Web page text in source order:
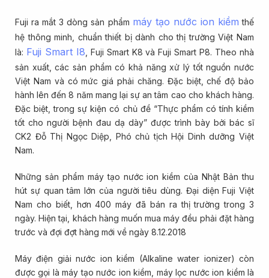
Fuji ra mắt 3 dòng sản phẩm máy tạo nước ion kiềm thế
hệ thông minh, chuẩn thiết bị dành cho thị trường Việt Nam
là: Fuji Smart I8 , Fuji Smart K8 và Fuji Smart P8. Theo nhà
sản xuất, các sản phẩm có khả năng xử lý tốt nguồn nước
Việt Nam và có mức giá phải chăng. Đặc biệt, chế độ bảo
hành lên đến 8 năm mang lại sự an tâm cao cho khách hàng.
Đặc biệt, trong sự kiện có chủ đề “Thực phẩm có tính kiềm
tốt cho người bệnh đau dạ dày” được trình bày bởi bác sĩ
CK2 Đỗ Thị Ngọc Diệp, Phó chủ tịch Hội Dinh dưỡng Việt
Nam.
Những sản phẩm máy tạo nước ion kiềm của Nhật Bản thu
hút sự quan tâm lớn của người tiêu dùng. Đại diện Fuji Việt
Nam cho biết, hơn 400 máy đã bán ra thị trường trong 3
ngày. Hiện tại, khách hàng muốn mua máy đều phải đặt hàng
trước và đợi đợt hàng mới về ngày 8.12.2018
Máy điện giải nước ion kiềm (Alkaline water ionizer) còn
được gọi là máy tạo nước ion kiềm, máy lọc nước ion kiềm là